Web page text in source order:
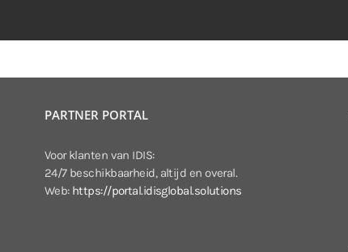
PARTNER PORTAL
Voor klanten van IDIS:
24/7 beschikbaarheid, altijd en overal.
Web: https://portal.idisglobal.solutions